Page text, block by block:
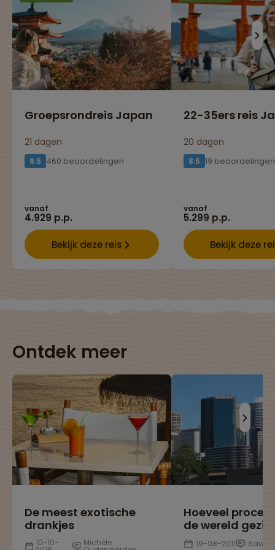
Groepsrondreis Japan
21 dagen
8.5 460 beoordelingen
vanaf
4.929 p.p.
Bekijk deze reis
22-35ers reis
20 dagen
8.5 19 beoordelingen
vanaf
5.299 p.p.
Bekijk deze
Ontdek meer
De meest exotische
drankjes
10-10- Michèle
Hoeveel
de wereld
19-08-2011